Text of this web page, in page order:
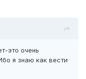
это очень
я знаю как вести